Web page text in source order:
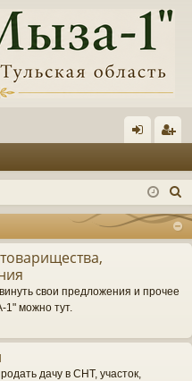
д ис
ац
свои предложения и прочее
можно тут.
дачу в СНТ, участок,